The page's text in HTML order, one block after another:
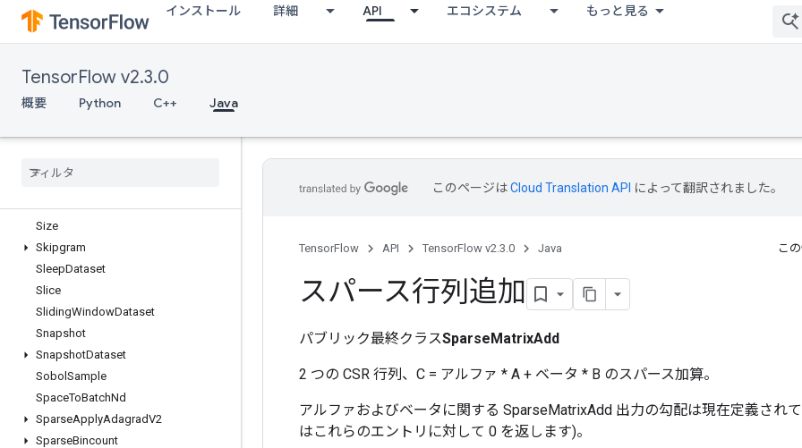
インストール 詳細 API エコシステム もっと見る
TensorFlow v2.3.0
概要 Python C++ Java
SendTPUEmbeddingGradients
SetDiff1d
Shape
ShapeN
ShuffleAndRepeatDatasetV2
Size
Skipgram
SleepDataset
Slice
SlidingWindowDataset
Snapshot
SnapshotDataset
Sobol Sample
SpaceToBatchNd
SparseApplyAdagradV2
SparseBincount
このページはCloud Translation API によって翻訳されました。
TensorFlow API TensorFlow v2.3.0 Java こ
スパース行列追加
パブリック最終クラスSparseMatrixAdd
2 つの CSR 行列、C = アルファ * A + ベータ * B のスパース加算。
アルファおよびベータに関する SparseMatrixAdd 出力の勾配は現在定義され
はこれらのエントリに対して 0 を返します)。